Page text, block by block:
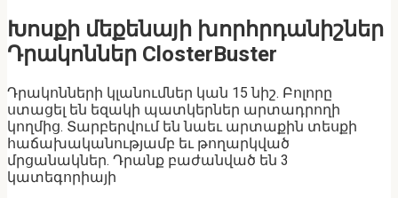
Խոսքի մեքենայի խորհրդանիշներ
Դրակոններ ClosterBuster
Դրակոնների կլանումներ կան 15 նիշ. Բոլորը
ստացել են եզակի պատկերներ արտադրողի
կողմից. Տարբերվում են նաեւ արտաքին տեսքի
հաճախականությամբ եւ թողարկված
մրցանակներ. Դրանք բաժանված են 3
կատեգորիայի